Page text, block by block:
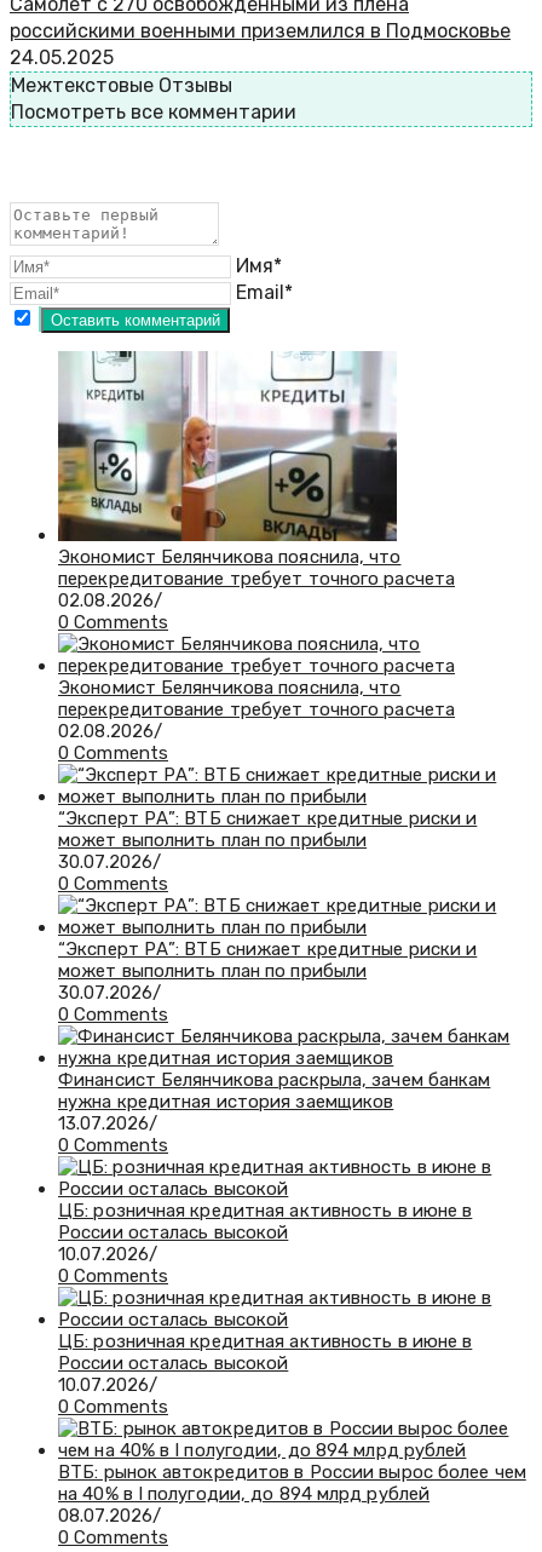
российскими военными приземлился в Подмосковье
24.05.2025
Межтекстовые Отзывы
Посмотреть все комментарии
Имя*
Email*
Экономист Белянчикова пояснила, что
перекредитование требует точного расчета
02.08.2026/
0 Comments
Экономист Белянчикова пояснила, что
перекредитование требует точного расчета
02.08.2026/
0 Comments
“Эксперт РА”: ВТБ снижает кредитные риски и
может выполнить план по прибыли
30.07.2026/
0 Comments
“Эксперт РА”: ВТБ снижает кредитные риски и
может выполнить план по прибыли
30.07.2026/
0 Comments
Финансист Белянчикова раскрыла, зачем банкам
нужна кредитная история заемщиков
13.07.2026/
0 Comments
ЦБ: розничная кредитная активность в июне в
России осталась высокой
10.07.2026/
0 Comments
ЦБ: розничная кредитная активность в июне в
России осталась высокой
10.07.2026/
0 Comments
ВТБ: рынок автокредитов в России вырос более чем
на 40% в I полугодии, до 894 млрд рублей
08.07.2026/
0 Comments